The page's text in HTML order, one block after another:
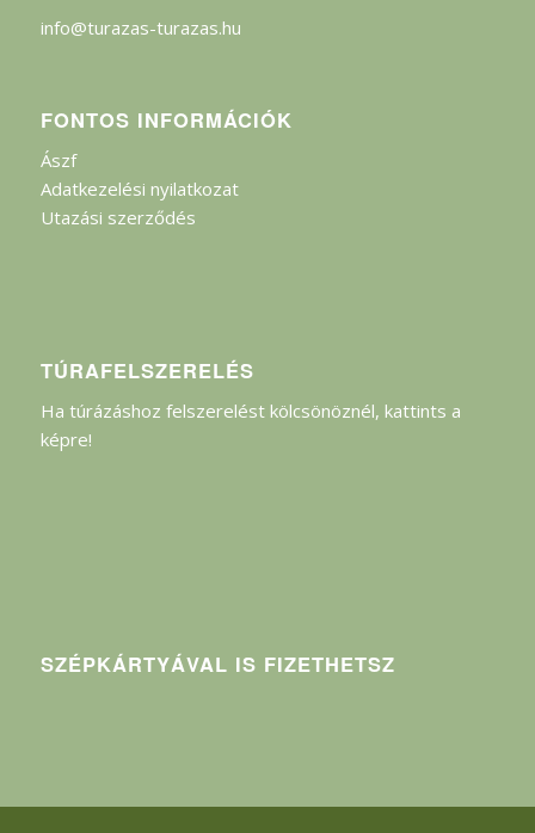
info@turazas-turazas.hu
FONTOS INFORMÁCIÓK
Ászf
Adatkezelési nyilatkozat
Utazási szerződés
TÚRAFELSZERELÉS
Ha túrázáshoz felszerelést kölcsönöznél, kattints a
képre!
SZÉPKÁRTYÁVAL IS FIZETHETSZ